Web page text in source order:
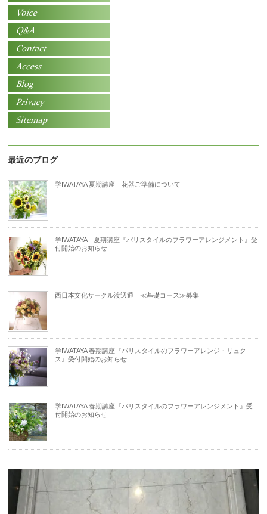
最近のブログ
学IWATAYA 夏期講座 花器ご準備について
学IWATAYA 夏期講座『パリスタイルのフラワーアレンジメント』受
付開始のお知らせ
西日本文化サークル渡辺通 ≪基礎コース≫募集
学IWATAYA 春期講座『パリスタイルのフラワーアレンジ・リュク
ス』受付開始のお知らせ
学IWATAYA 春期講座『パリスタイルのフラワーアレンジメント』受
付開始のお知らせ